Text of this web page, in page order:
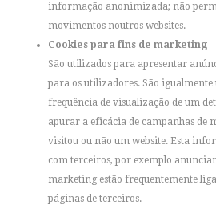
informação anonimizada; não
movimentos noutros websites.
Cookies para fins de marketing
São utilizados para apresentar
para os utilizadores. São
frequência de visualização de um
apurar a eficácia de campanhas de
visitou ou não um website. Esta
com terceiros, por exemplo
marketing estão frequentemente
páginas de terceiros.